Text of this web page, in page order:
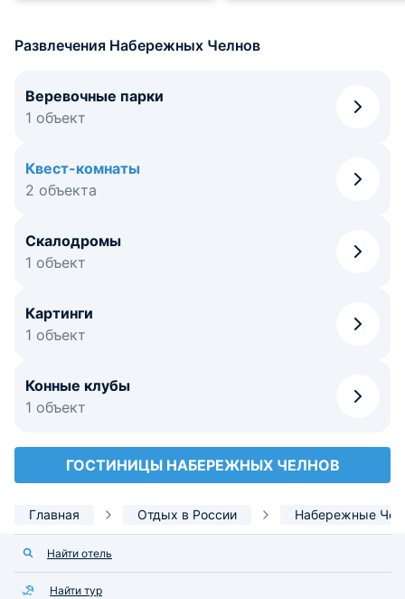
Развлечения Набережных Челнов
Веревочные парки
1 объект
Квест-комнаты
2 объекта
Скалодромы
1 объект
Картинги
1 объект
Конные клубы
1 объект
ГОСТИНИЦЫ НАБЕРЕЖНЫХ ЧЕЛНОВ
Главная Отдых в России Набережные
Найти отель
Найти тур